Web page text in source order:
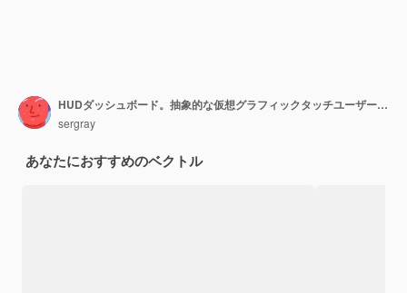
HUDダッシュボード。抽象的な仮想グラフィックタッチユーザーインターフェイス。未来的なユーザーインターフェイスHudとインフォグラフィックの要素。
sergray
あなたにおすすめのベクトル